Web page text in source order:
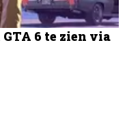
6 te zien via